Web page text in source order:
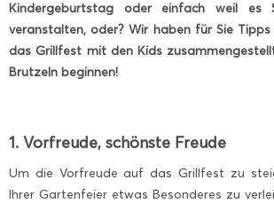
Kindergeburtstag oder einfach weil
veranstalten, oder? Wir haben für Sie
das Grillfest mit den Kids
Brutzeln beginnen!
1. Vorfreude, schönste Freude
Um die Vorfreude auf das Grillfest zu
Ihrer Gartenfeier etwas Besonderes zu